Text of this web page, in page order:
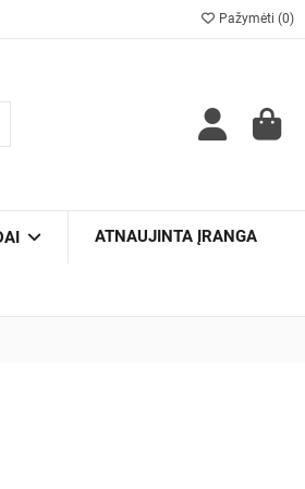
Pažymėti (0)
ATNAUJINTA ĮRANGA